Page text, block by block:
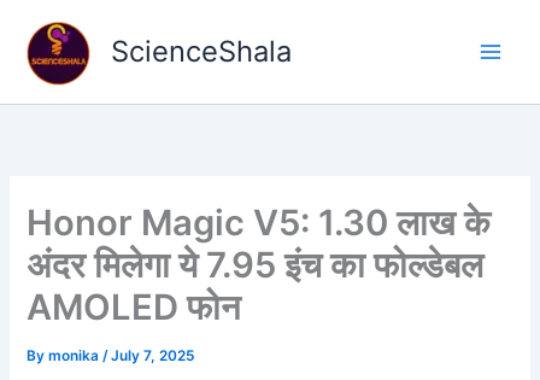
content
ScienceShala
Honor Magic V5: 1.30 लाख के
अंदर मिलेगा ये 7.95 इंच का फोल्डेबल
AMOLED फोन
Bymonika/July 7, 2025